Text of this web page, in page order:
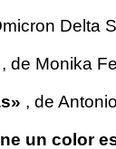
Delta
, de Monika
, de
un color